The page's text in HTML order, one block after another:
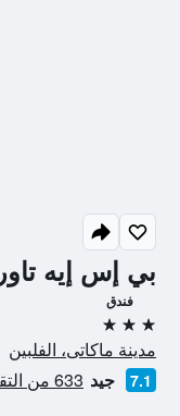
بي إس إيه
فندق
3 نجوم
مدينة ماكاتى، الفلبين
7.1 جيد 633 من التقييمات تم التحقق منها